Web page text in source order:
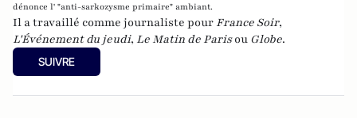
dénonce l' "anti-sarkozysme primaire" ambiant.
Il a travaillé comme journaliste pour France Soir,
L'Événement du jeudi, Le Matin de Parisou Globe.
SUIVRE